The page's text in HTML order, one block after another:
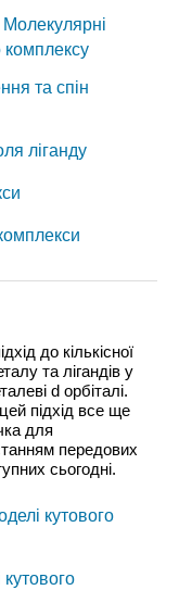
Молекулярні
комплексу
та спін
ліганду
до кількісної
та лігандів у
d орбіталі.
підхід все ще
для
передових
сьогодні.
кутового